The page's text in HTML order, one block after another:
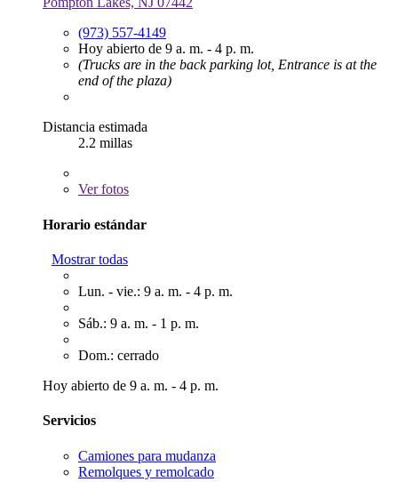
(973) 557-4149
Hoy abierto de 9 a. m. - 4 p. m.
(Trucks are in the back parking lot, Entrance is at the
end of the plaza)
Distancia estimada
2.2 millas
Verfotos
Horario estándar
Mostrar todas
Lun. - vie.: 9 a. m. - 4 p. m.
Sáb.: 9 a. m. - 1 p. m.
Dom.: cerrado
Hoy abierto de 9 a. m. - 4 p. m.
Servicios
Camiones para mudanza
Remolques y remolcado